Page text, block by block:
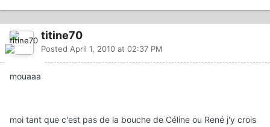
titine70
Posted April 1, 2010 at 02:37 PM
mouaaa
moi tant que c'est pas de la bouche de Céline ou René j'y crois